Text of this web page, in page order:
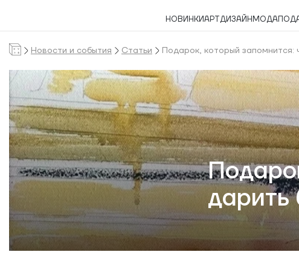
НОВИНКИАРТДИЗАЙН МОДА
Новости и события Статьи Подарок, который запомнится:
дарить